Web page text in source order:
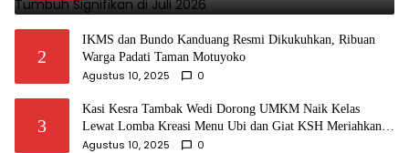
2
IKMS dan Bundo Kanduang Resmi Dikukuhkan, Ribuan
Warga Padati Taman Motuyoko
Agustus 10, 2025 0
3
Kasi Kesra Tambak Wedi Dorong UMKM Naik Kelas
Lewat Lomba Kreasi Menu Ubi dan Giat KSH Meriahkan
HUT RI
Agustus 10, 2025 0